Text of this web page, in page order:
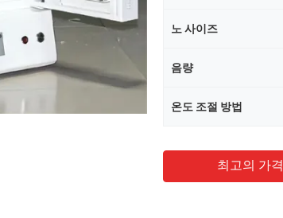
노 사이즈
음량
온도 조절 방법
최고의 가격